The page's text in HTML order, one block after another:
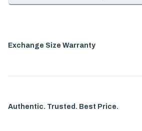
Exchange Size Warranty
Authentic. Trusted. Best Price.